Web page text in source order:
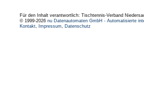
Für den Inhalt verantwortlich: Tischtennis-Verband
© 1999-2026 nu Datenautomaten GmbH - Automatisierte
Kontakt, Impressum, Datenschutz